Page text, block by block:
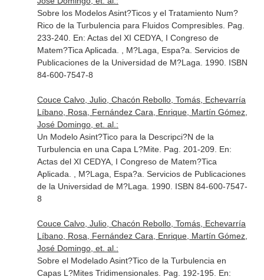
Sobre los Modelos Asint?Ticos y el Tratamiento Num?
Rico de la Turbulencia para Fluidos Compresibles. Pag.
233-240. En: Actas del XI CEDYA, I Congreso de
Matem?Tica Aplicada . , M?Laga, Espa?a. Servicios de
Publicaciones de la Universidad de M?Laga. 1990. ISBN
84-600-7547-8
Couce Calvo, Julio, Chacón Rebollo, Tomás, Echevarría
Líbano, Rosa, Fernández Cara, Enrique, Martín Gómez,
José Domingo, et. al.:
Un Modelo Asint?Tico para la Descripci?N de la
Turbulencia en una Capa L?Mite. Pag. 201-209. En:
Actas del XI CEDYA, I Congreso de Matem?Tica
Aplicada . , M?Laga, Espa?a. Servicios de Publicaciones
de la Universidad de M?Laga. 1990. ISBN 84-600-7547-
8
Couce Calvo, Julio, Chacón Rebollo, Tomás, Echevarría
Líbano, Rosa, Fernández Cara, Enrique, Martín Gómez,
José Domingo, et. al.:
Sobre el Modelado Asint?Tico de la Turbulencia en
Capas L?Mites Tridimensionales. Pag. 192-195. En: